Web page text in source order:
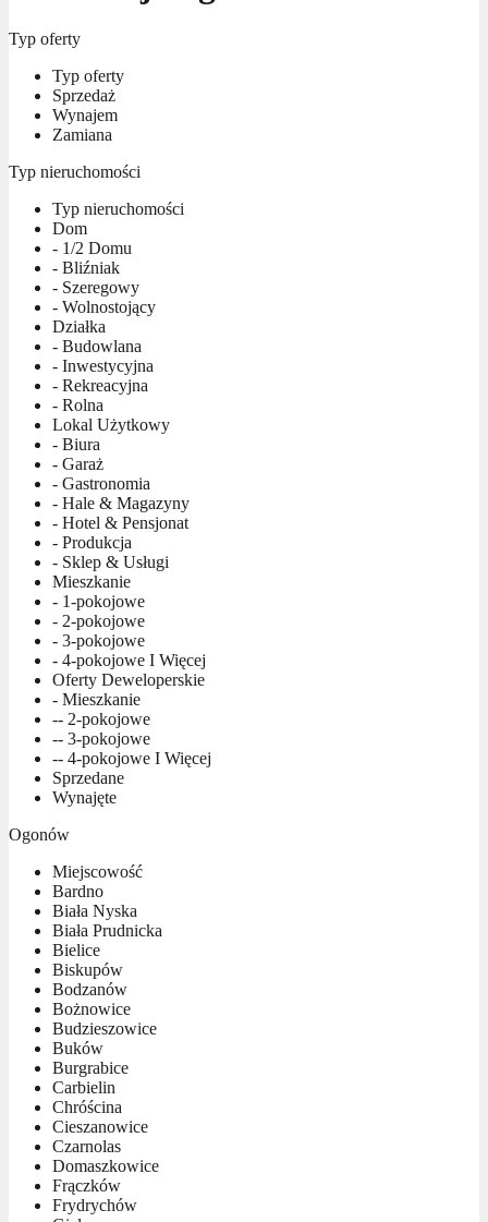
Typ oferty
Typ oferty
Sprzedaż
Wynajem
Zamiana
Typ nieruchomości
Typ nieruchomości
Dom
- 1/2 Domu
- Bliźniak
- Szeregowy
- Wolnostojący
Działka
- Budowlana
- Inwestycyjna
- Rekreacyjna
- Rolna
Lokal Użytkowy
- Biura
- Garaż
- Gastronomia
- Hale & Magazyny
- Hotel & Pensjonat
- Produkcja
- Sklep & Usługi
Mieszkanie
- 1-pokojowe
- 2-pokojowe
- 3-pokojowe
- 4-pokojowe I Więcej
Oferty Deweloperskie
- Mieszkanie
-- 2-pokojowe
-- 3-pokojowe
-- 4-pokojowe I Więcej
Sprzedane
Wynajęte
Ogonów
Miejscowość
Bardno
Biała Nyska
Biała Prudnicka
Bielice
Biskupów
Bodzanów
Bożnowice
Budzieszowice
Buków
Burgrabice
Carbielin
Chróścina
Cieszanowice
Czarnolas
Domaszkowice
Frączków
Frydrychów